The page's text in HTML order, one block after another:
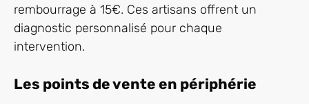
rembourrage à 15€. Ces artisans offrent un
diagnostic personnalisé pour chaque
intervention.
Les points de vente en périphérie